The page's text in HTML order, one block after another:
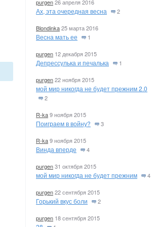
purgen26 апреля 2016
Ах, эта очередная весна 2
Blondinka25 марта 2016
Весна мать ее 1
purgen 12 декабря 2015
Депрессулька и печалька 1
purgen22 ноября 2015
мой мир никогда не будет прежним 2.0
2
R-ka9 ноября 2015
Поиграем в войну? 3
R-ka9 ноября 2015
Винда вперде 4
purgen31 октября 2015
мой мир никогда не будет прежним 4
purgen22 сентября 2015
Горький вкус боли 2
purgen 18 сентября 2015